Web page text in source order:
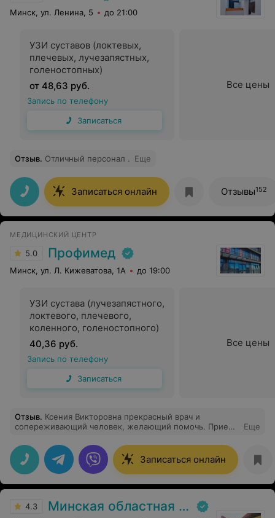
Минск, ул. Ленина, 5 до 21:00
УЗИ суставов (локтевых,
плечевых, лучезапястных,
голеностопных)
от 48,63 руб.
Запись по телефону
Записаться
Все цены
Отзыв. Отличный персонал . Еще
Записаться онлайн Отзывы152
МЕДИЦИНСКИЙ ЦЕНТР
5.0 Профимед
Минск, ул. Л. Кижеватова, 1А до 19:00
УЗИ сустава (лучезапястного,
локтевого, плечевого,
коленного, голеностопного)
40,36 руб.
Запись по телефону
Записаться
Все цены
Отзыв. Ксения Викторовна прекрасный врач и
сопереживающий человек, желающий помочь. Прием
Еще
Записаться онлайн
4.3 Минская областная детская клиническая больница